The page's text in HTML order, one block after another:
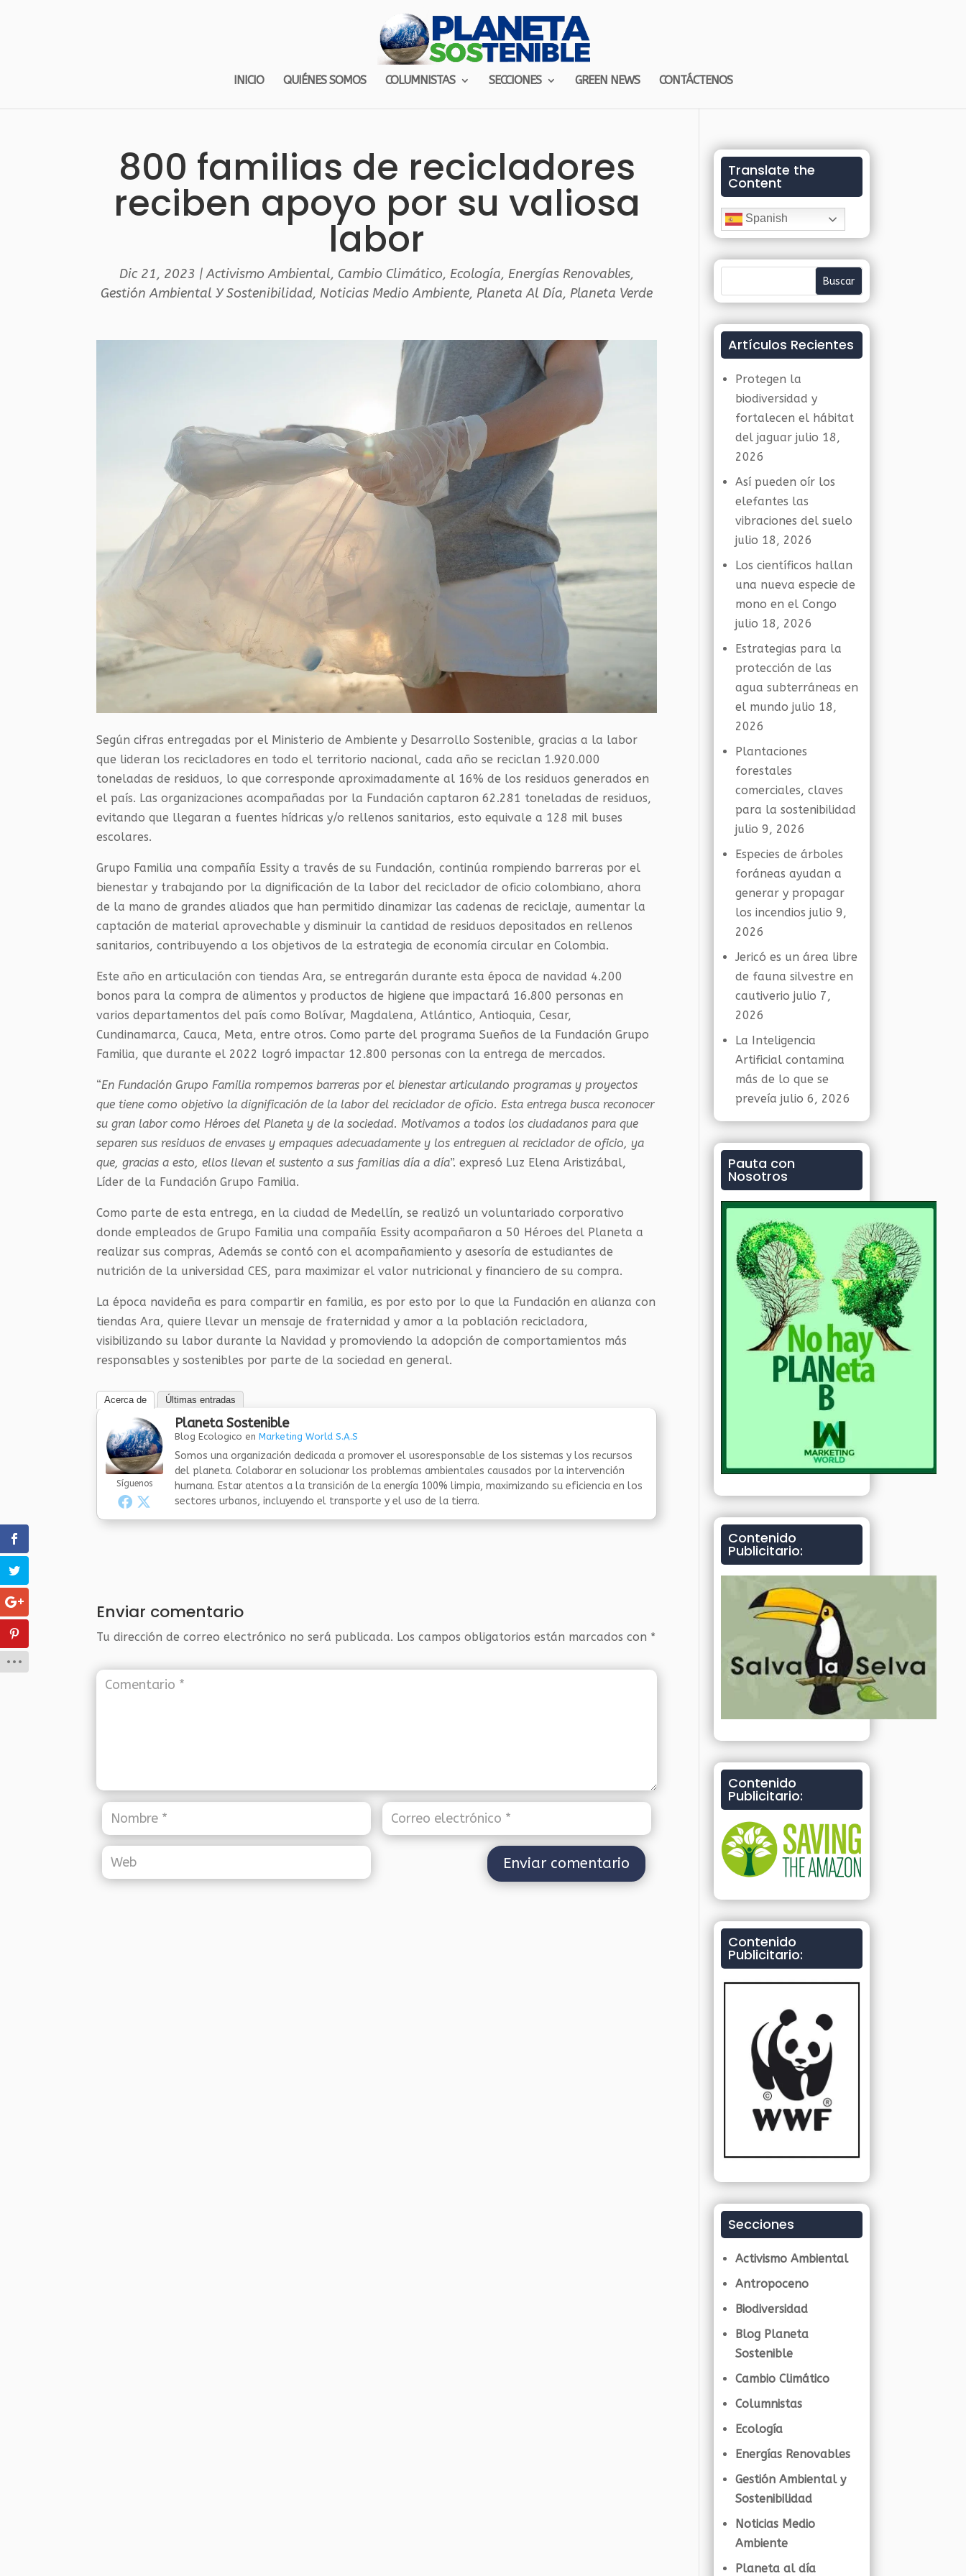
INICIO QUIÉNES SOMOS COLUMNISTAS SECCIONES GREEN NEWS CONTÁCTENOS
800 familias de recicladores
reciben apoyo por su valiosa
labor
Dic 21, 2023 |Activismo Ambiental, Cambio Climático,Ecología,Energías Renovables,
Gestión Ambiental Y Sostenibilidad,Noticias Medio Ambiente,Planeta Al Día,Planeta Verde
Según cifras entregadas por el Ministerio de Ambiente y Desarrollo Sostenible, gracias a la labor
que lideran los recicladores en todo el territorio nacional, cada año se reciclan 1.920.000
toneladas de residuos, lo que corresponde aproximadamente al 16% de los residuos generados en
el país. Las organizaciones acompañadas por la Fundación captaron 62.281 toneladas de residuos,
evitando que llegaran a fuentes hídricas y/o rellenos sanitarios, esto equivale a 128 mil buses
escolares.
Grupo Familia una compañía Essity a través de su Fundación, continúa rompiendo barreras por el
bienestar y trabajando por la dignificación de la labor del reciclador de oficio colombiano, ahora
de la mano de grandes aliados que han permitido dinamizar las cadenas de reciclaje, aumentar la
captación de material aprovechable y disminuir la cantidad de residuos depositados en rellenos
sanitarios, contribuyendo a los objetivos de la estrategia de economía circular en Colombia.
Este año en articulación con tiendas Ara, se entregarán durante esta época de navidad 4.200
bonos para la compra de alimentos y productos de higiene que impactará 16.800 personas en
varios departamentos del país como Bolívar, Magdalena, Atlántico, Antioquia, Cesar,
Cundinamarca, Cauca, Meta, entre otros. Como parte del programa Sueños de la Fundación Grupo
Familia, que durante el 2022 logró impactar 12.800 personas con la entrega de mercados.
“En Fundación Grupo Familia rompemos barreras por el bienestar articulando programas y proyectos
que tiene como objetivo la dignificación de la labor del reciclador de oficio. Esta entrega busca reconocer
su gran labor como Héroes del Planeta y de la sociedad. Motivamos a todos los ciudadanos para que
separen sus residuos de envases y empaques adecuadamente y los entreguen al reciclador de oficio, ya
que, gracias a esto, ellos llevan el sustento a sus familias día a día”. expresó Luz Elena Aristizábal,
Líder de la Fundación Grupo Familia.
Como parte de esta entrega, en la ciudad de Medellín, se realizó un voluntariado corporativo
donde empleados de Grupo Familia una compañía Essity acompañaron a 50 Héroes del Planeta a
realizar sus compras, Además se contó con el acompañamiento y asesoría de estudiantes de
nutrición de la universidad CES, para maximizar el valor nutricional y financiero de su compra.
La época navideña es para compartir en familia, es por esto por lo que la Fundación en alianza con
tiendas Ara, quiere llevar un mensaje de fraternidad y amor a la población recicladora,
visibilizando su labor durante la Navidad y promoviendo la adopción de comportamientos más
responsables y sostenibles por parte de la sociedad en general.
Acerca de Últimas entradas
Síguenos
Planeta Sostenible
Blog Ecologico enMarketing World S.A.S
Somos una organización dedicada a promover el usoresponsable de los sistemas y los recursos
del planeta. Colaborar en solucionar los problemas ambientales causados por la intervención
humana. Estar atentos a la transición de la energía 100% limpia, maximizando su eficiencia en los
sectores urbanos, incluyendo el transporte y el uso de la tierra.
Enviar comentario
Tu dirección de correo electrónico no será publicada. Los campos obligatorios están marcados con *
Translate the
Content
Spanish
Artículos Recientes
Protegen la
biodiversidad y
fortalecen el hábitat
del jaguar julio 18,
2026
Así pueden oír los
elefantes las
vibraciones del suelo
julio 18, 2026
Los científicos hallan
una nueva especie de
mono en el Congo
julio 18, 2026
Estrategias para la
protección de las
agua subterráneas en
el mundo julio 18,
2026
Plantaciones
forestales
comerciales, claves
para la sostenibilidad
julio 9, 2026
Especies de árboles
foráneas ayudan a
generar y propagar
los incendios julio 9,
2026
Jericó es un área libre
de fauna silvestre en
cautiverio julio 7,
2026
La Inteligencia
Artificial contamina
más de lo que se
preveía julio 6, 2026
Pauta con
Nosotros
Contenido
Publicitario:
Contenido
Publicitario:
Contenido
Publicitario:
Secciones
Activismo Ambiental
Antropoceno
Biodiversidad
Blog Planeta
Sostenible
Cambio Climático
Columnistas
Ecología
Energías Renovables
Gestión Ambiental y
Sostenibilidad
Noticias Medio
Ambiente
Planeta al día